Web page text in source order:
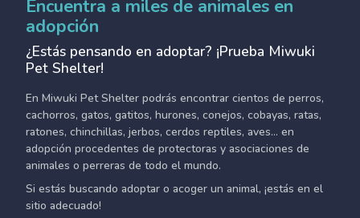
Encuentra a miles de animales en
adopción
¿Estás pensando en adoptar? ¡Prueba Miwuki
Pet Shelter!
En Miwuki Pet Shelter podrás encontrar cientos de perros,
cachorros, gatos, gatitos, hurones, conejos, cobayas, ratas,
ratones, chinchillas, jerbos, cerdos reptiles, aves... en
adopción procedentes de protectoras y asociaciones de
animales o perreras de todo el mundo.
Si estás buscando adoptar o acoger un animal, ¡estás en el
sitio adecuado!